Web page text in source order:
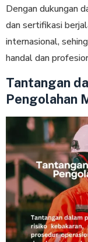
Dengan dukungan
dan sertifikasi
internasional,
handal dan
Tantangan
Pengolahan